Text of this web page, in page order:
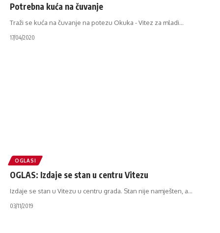
Potrebna kuća na čuvanje
Traži se kuća na čuvanje na potezu Okuka - Vitez za mladi…
17/04/2020
OGLASI
OGLAS: Izdaje se stan u centru Vitezu
Izdaje se stan u Vitezu u centru grada. Stan nije namješten, a…
03/11/2019